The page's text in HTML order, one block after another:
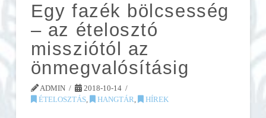
Egy fazék bölcsesség
– az ételosztó
missziótól az
önmegvalósításig
ADMIN
2018-10-14
ÉTELOSZTÁS, HANGTÁR, HÍREK